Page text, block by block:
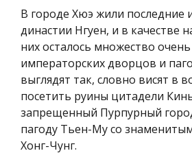
В городе Хюэ жили последние
династии Нгуен, и в качестве
них осталось множество
императорских дворцов и
выглядят так, словно висят в
посетить руины цитадели
запрещенный Пурпурный
пагоду Тьен-Му со
Хонг-Чунг.